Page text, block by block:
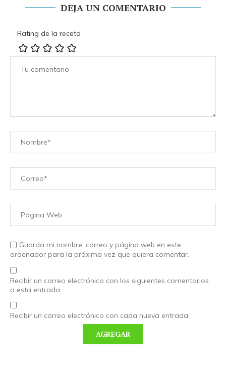
DEJA UN COMENTARIO
Rating de la receta
Guarda mi nombre, correo y página web en este
ordenador para la próxima vez que quiera comentar.
Recibir un correo electrónico con los siguientes comentarios
a esta entrada.
Recibir un correo electrónico con cada nueva entrada.